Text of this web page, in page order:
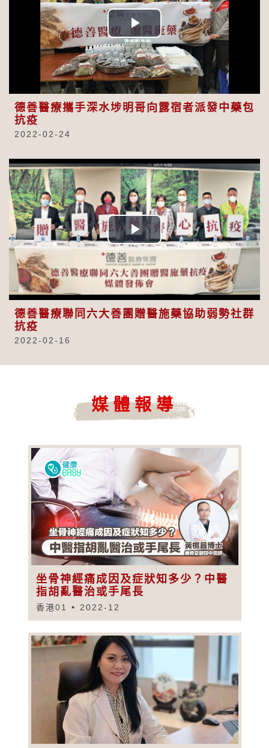
Play
Video
德善醫療攜手深水埗明哥向露宿者派發中藥包
抗疫
2022-02-24
Play
Video
德善醫療聯同六大善團贈醫施藥協助弱勢社群
抗疫
2022-02-16
媒體報導
坐骨神經痛成因及症狀知多少？中醫
指胡亂醫治或手尾長
香港01 2022-12